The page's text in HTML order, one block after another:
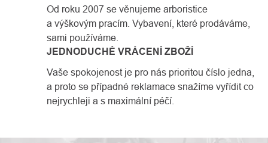
Od roku 2007 se věnujeme arboristice
a výškovým pracím. Vybavení, které prodáváme,
sami používáme.
JEDNODUCHÉ VRÁCENÍ ZBOŽÍ
Vaše spokojenost je pro nás prioritou číslo jedna,
a proto se případné reklamace snažíme vyřídit co
nejrychleji a s maximální péčí.